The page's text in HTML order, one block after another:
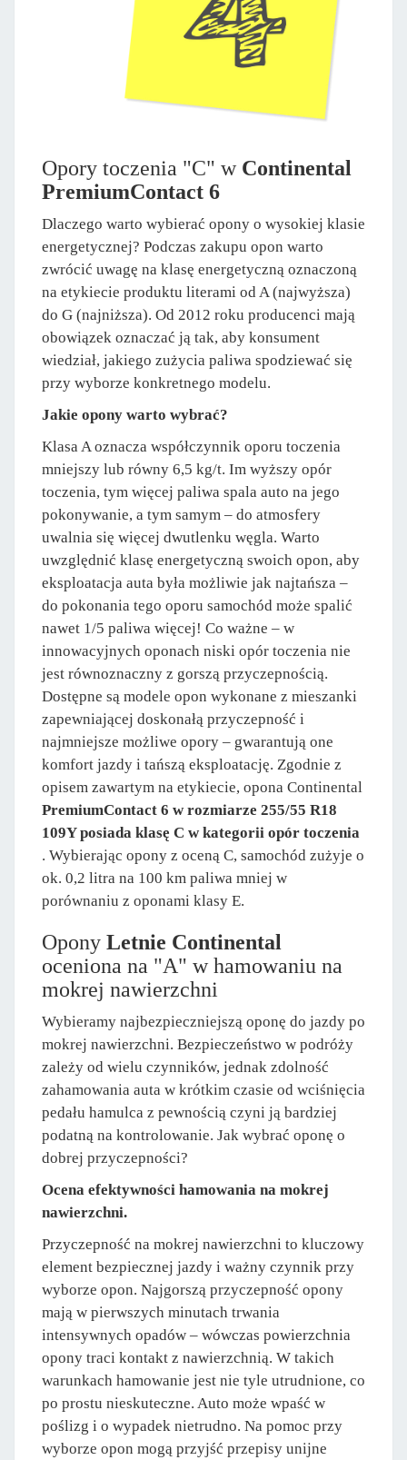
Opory toczenia "C" w Continental
PremiumContact 6
Dlaczego warto wybierać opony o wysokiej klasie
energetycznej? Podczas zakupu opon warto
zwrócić uwagę na klasę energetyczną oznaczoną
na etykiecie produktu literami od A (najwyższa)
do G (najniższa). Od 2012 roku producenci mają
obowiązek oznaczać ją tak, aby konsument
wiedział, jakiego zużycia paliwa spodziewać się
przy wyborze konkretnego modelu.
Jakie opony warto wybrać?
Klasa A oznacza współczynnik oporu toczenia
mniejszy lub równy 6,5 kg/t. Im wyższy opór
toczenia, tym więcej paliwa spala auto na jego
pokonywanie, a tym samym – do atmosfery
uwalnia się więcej dwutlenku węgla. Warto
uwzględnić klasę energetyczną swoich opon, aby
eksploatacja auta była możliwie jak najtańsza –
do pokonania tego oporu samochód może spalić
nawet 1/5 paliwa więcej! Co ważne – w
innowacyjnych oponach niski opór toczenia nie
jest równoznaczny z gorszą przyczepnością.
Dostępne są modele opon wykonane z mieszanki
zapewniającej doskonałą przyczepność i
najmniejsze możliwe opory – gwarantują one
komfort jazdy i tańszą eksploatację. Zgodnie z
opisem zawartym na etykiecie, opona Continental
PremiumContact 6 w rozmiarze 255/55 R18
109Y posiada klasę C w kategorii opór toczenia
. Wybierając opony z oceną C, samochód zużyje o
ok. 0,2 litra na 100 km paliwa mniej w
porównaniu z oponami klasy E.
Opony Letnie Continental
oceniona na "A" w hamowaniu na
mokrej nawierzchni
Wybieramy najbezpieczniejszą oponę do jazdy po
mokrej nawierzchni. Bezpieczeństwo w podróży
zależy od wielu czynników, jednak zdolność
zahamowania auta w krótkim czasie od wciśnięcia
pedału hamulca z pewnością czyni ją bardziej
podatną na kontrolowanie. Jak wybrać oponę o
dobrej przyczepności?
Ocena efektywności hamowania na mokrej
nawierzchni.
Przyczepność na mokrej nawierzchni to kluczowy
element bezpiecznej jazdy i ważny czynnik przy
wyborze opon. Najgorszą przyczepność opony
mają w pierwszych minutach trwania
intensywnych opadów – wówczas powierzchnia
opony traci kontakt z nawierzchnią. W takich
warunkach hamowanie jest nie tyle utrudnione, co
po prostu nieskuteczne. Auto może wpaść w
poślizg i o wypadek nietrudno. Na pomoc przy
wyborze opon mogą przyjść przepisy unijne